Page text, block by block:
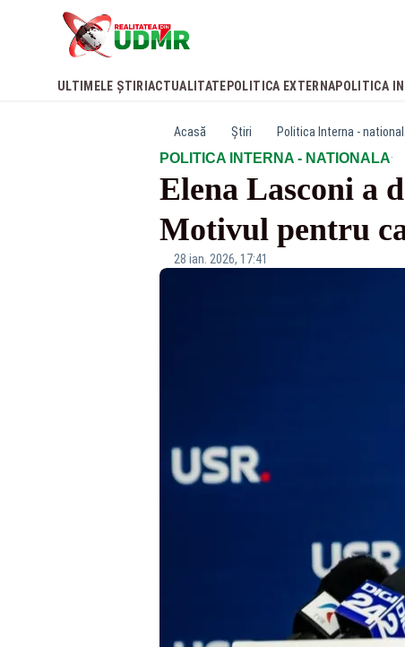
ULTIMELE ȘTIRI ACTUALITATE POLITICA EXTERNAPOLITICA
Acasă Știri Politica Interna -
POLITICA INTERNA - NATIONALA·
Elena Lasconi a
Motivul pentru
28 ian. 2026, 17:41